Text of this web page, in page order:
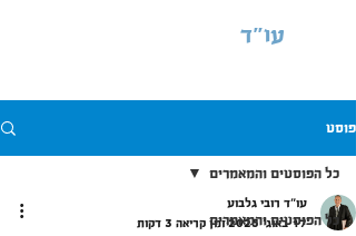
עו"ד
פוסט
כל הפוסטים והמאמרים
כל הפוסטים והמאמרים
עו"ד רובי גלבוע
17 באוג׳ 2025
זמן קריאה 3 דקות